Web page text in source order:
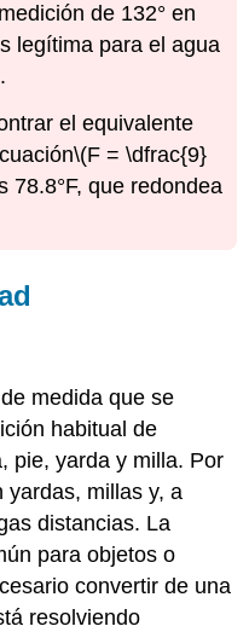
de 132° en
legítima para el agua
el equivalente
\(F = \dfrac{9}
78.8°F, que redondea
medida que se
habitual de
pie, yarda y milla. Por
yardas, millas y, a
distancias. La
para objetos o
convertir de una
resolviendo